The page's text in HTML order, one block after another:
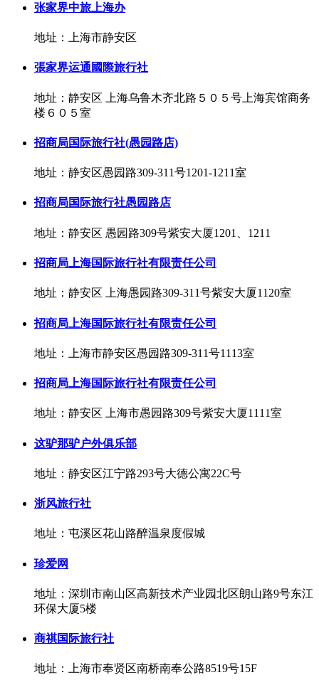
张家界中旅上海办
地址：上海市静安区
張家界运通國際旅行社
地址：静安区 上海乌鲁木齐北路５０５号上海宾馆商务
楼６０５室
招商局国际旅行社(愚园路店)
地址：静安区愚园路309-311号1201-1211室
招商局国际旅行社愚园路店
地址：静安区 愚园路309号紫安大厦1201、1211
招商局上海国际旅行社有限责任公司
地址：静安区 上海愚园路309-311号紫安大厦1120室
招商局上海国际旅行社有限责任公司
地址：上海市静安区愚园路309-311号1113室
招商局上海国际旅行社有限责任公司
地址：静安区 上海市愚园路309号紫安大厦1111室
这驴那驴户外俱乐部
地址：静安区江宁路293号大德公寓22C号
浙风旅行社
地址：屯溪区花山路醉温泉度假城
珍爱网
地址：深圳市南山区高新技术产业园北区朗山路9号东江
环保大厦5楼
商祺国际旅行社
地址：上海市奉贤区南桥南奉公路8519号15F